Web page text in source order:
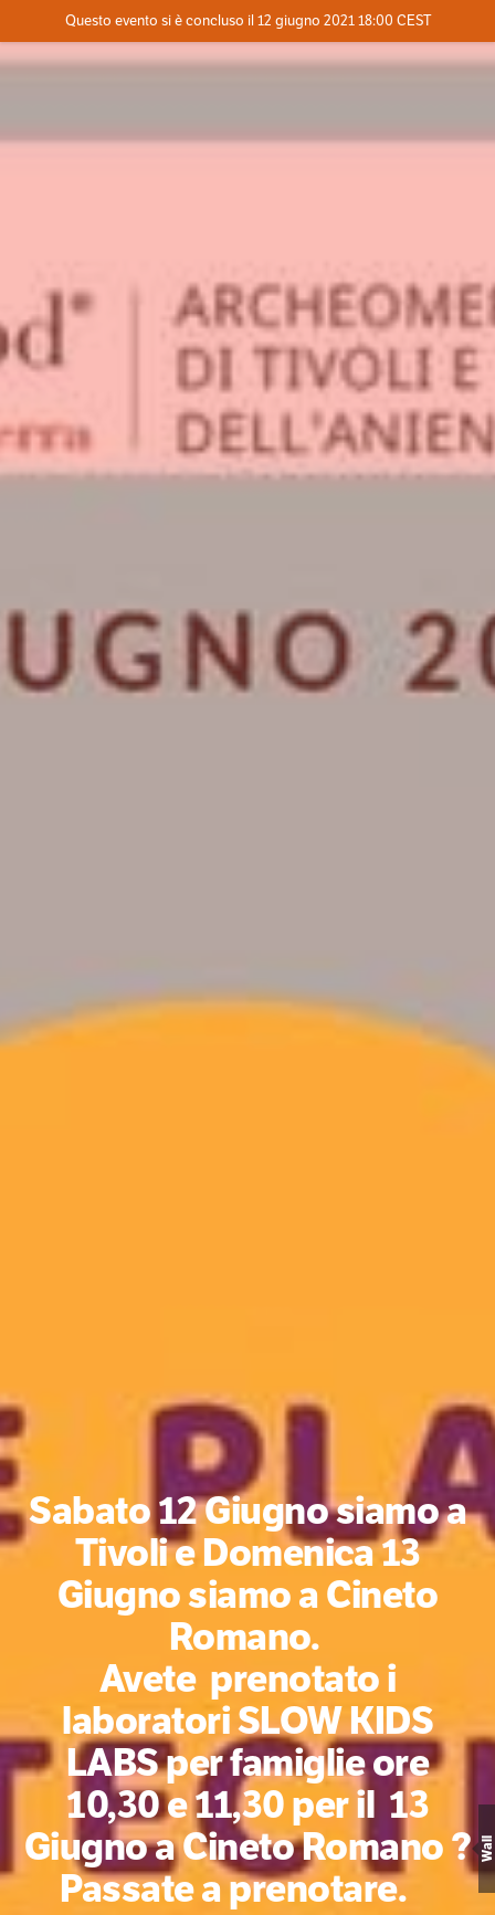
Dove
Questo evento si è concluso il 12 giugno 2021 18:00 CEST
Sabato 12 Giugno siamo a
Tivoli e Domenica 13
Giugno siamo a Cineto
Romano.
Avete prenotato i
laboratori SLOW KIDS
LABS per famiglie ore
10,30 e 11,30 per il 13
Giugno a Cineto Romano ?
Passate a prenotare.
Wall